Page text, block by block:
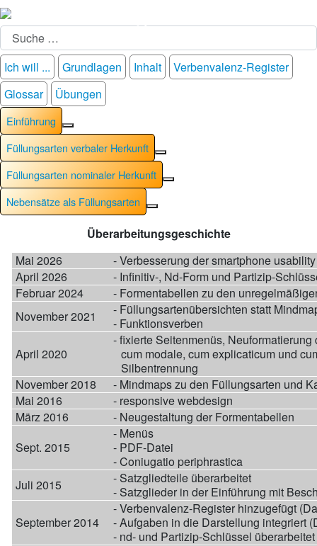
Suchen
Ich will ... Grundlagen Inhalt
Verbenvalenz-Register
Glossar
Übungen
Einführung
Weitere Informationen: Einführung
Füllungsarten verbaler Herkunft
Weitere Informationen:
Füllungsarten nominaler Herkunft
Weitere Informationen:
Nebensätze als Füllungsarten
Weitere Informationen:
Überarbeitungsgeschichte
Mai 2026
- Verbesserung der smartphone usability
April 2026
- Infinitiv-, Nd-Form und Partizip-
Februar 2024
- Formentabellen zu den
November 2021
- Füllungsartenübersichten statt
- Funktionsverben
April 2020
- fixierte Seitenmenüs,
cum modale, cum explicaticum und
Silbentrennung
November 2018
- Mindmaps zu den Füllungsarten und
Mai 2016
- responsive webdesign
März 2016
- Neugestaltung der Formentabellen
Sept. 2015
- Menüs
- PDF-Datei
- Coniugatio periphrastica
Juli 2015
- Satzgliedteile überarbeitet
- Satzglieder in der Einführung mit
September 2014
- Verbenvalenz-Register hinzugefügt
- Aufgaben in die Darstellung integriert
- nd- und Partizip-Schlüssel überarbeitet